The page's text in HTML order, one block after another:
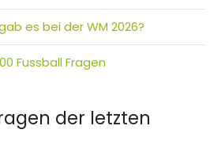
es bei der WM 2026?
Fussball Fragen
der letzten